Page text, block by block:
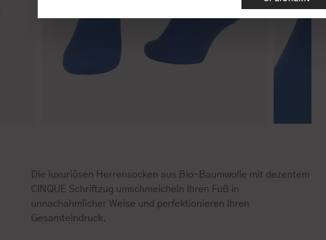
Die luxuriösen Herrensocken aus Bio-Baumwolle mit dezentem
CINQUE Schriftzug umschmeicheln Ihren Fuß in
unnachahmlicher Weise und perfektionieren Ihren
Gesamteindruck.